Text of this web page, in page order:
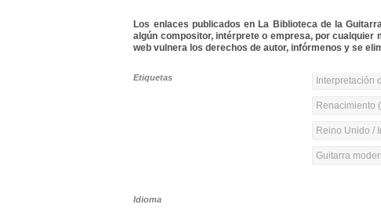
Los enlaces publicados en La Biblioteca de la
algún compositor, intérprete o empresa, por cualquier
web vulnera los derechos de autor, infórmenos y se
Etiquetas Interpretación
Renacimiento
Reino Unido /
Guitarra
Idioma